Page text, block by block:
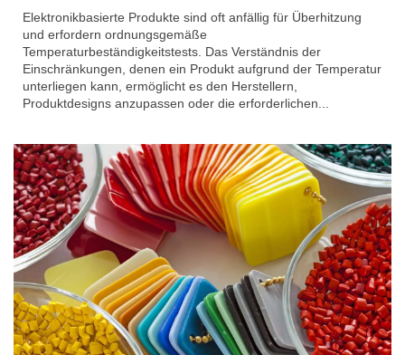
Elektronikbasierte Produkte sind oft anfällig für Überhitzung
und erfordern ordnungsgemäße
Temperaturbeständigkeitstests. Das Verständnis der
Einschränkungen, denen ein Produkt aufgrund der Temperatur
unterliegen kann, ermöglicht es den Herstellern,
Produktdesigns anzupassen oder die erforderlichen...